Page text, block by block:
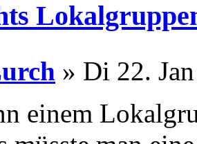
» Di 22.
einem